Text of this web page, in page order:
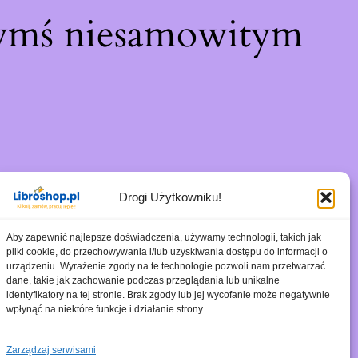
Drogi Użytkowniku!
Aby zapewnić najlepsze doświadczenia, używamy technologii, takich jak
pliki cookie, do przechowywania i/lub uzyskiwania dostępu do informacji o
urządzeniu. Wyrażenie zgody na te technologie pozwoli nam przetwarzać
dane, takie jak zachowanie podczas przeglądania lub unikalne
identyfikatory na tej stronie. Brak zgody lub jej wycofanie może negatywnie
wpłynąć na niektóre funkcje i działanie strony.
Zarządzaj serwisami
niesamowitym